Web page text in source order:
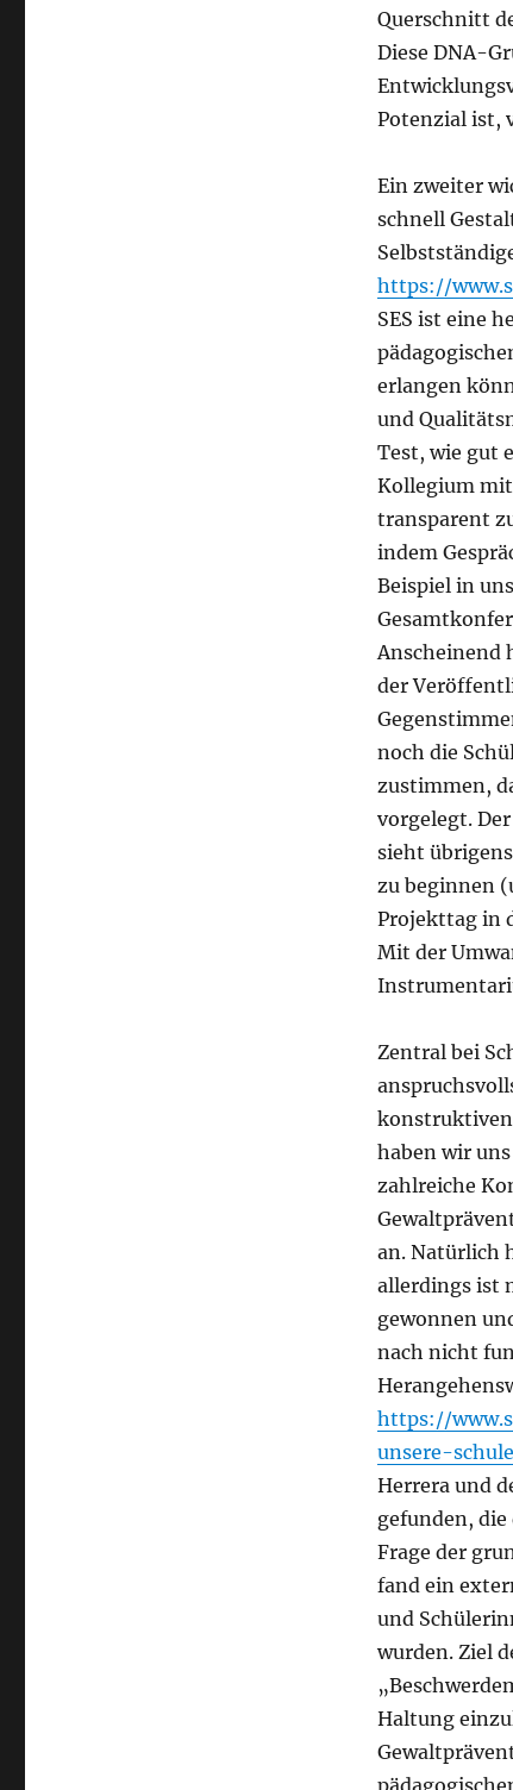
Querschnitt
Diese DNA-
Potenzial ist,
Ein zweiter
schnell
https://
SES ist eine
erlangen
und
Test, wie gut
Kollegium
transparent
indem
Beispiel in
Anscheinend
der
noch die
zustimmen,
vorgelegt.
sieht
zu beginnen
Projekttag in
Mit der
Zentral bei
konstruktiven
haben wir
zahlreiche
an. Natürlich
allerdings ist
gewonnen
nach nicht
https://
unsere-
Herrera und
gefunden,
Frage der
fand ein
und
wurden. Ziel
Haltung